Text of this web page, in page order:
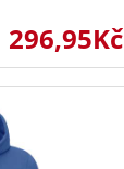
296,95Kč